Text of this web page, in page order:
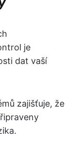
je
dat vaší
zajišťuje, že